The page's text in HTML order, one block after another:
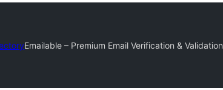
Emailable – Premium Email Verification & Validation